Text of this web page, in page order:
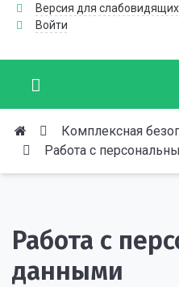
Версия для слабовидящих
Войти
Комплексная
Работа с
Работа с
данными